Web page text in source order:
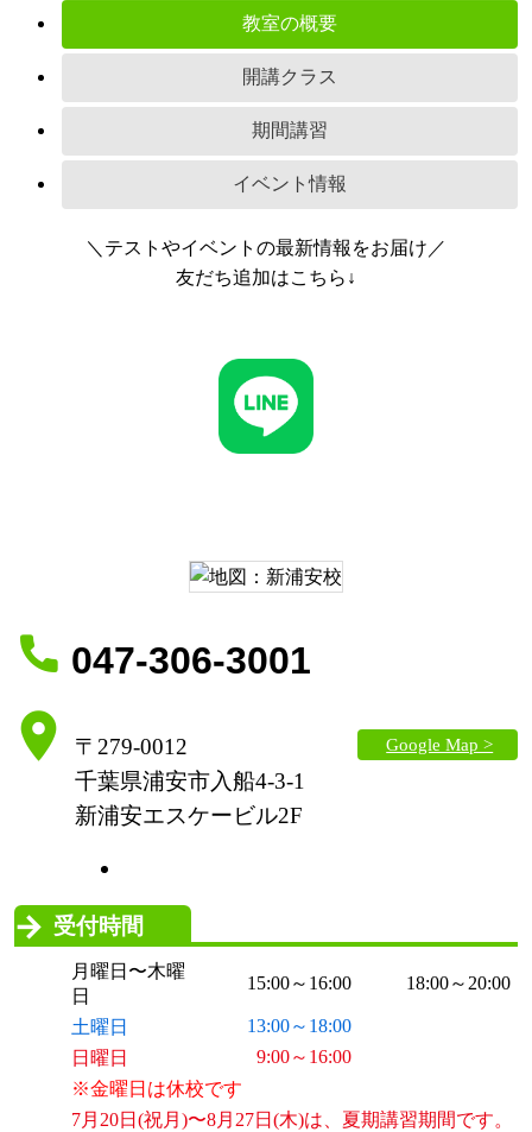
教室の概要
開講クラス
期間講習
イベント情報
＼テストやイベントの最新情報をお届け／
友だち追加はこちら↓
047-306-3001
〒279-0012
千葉県浦安市入船4-3-1
新浦安エスケービル2F
Google Map >
受付時間
月曜日〜木曜
日
15:00～16:00 18:00～20:00
土曜日
13:00～18:00
日曜日
9:00～16:00
※金曜日は休校です
7月20日(祝月)〜8月27日(木)は、夏期講習期間です。